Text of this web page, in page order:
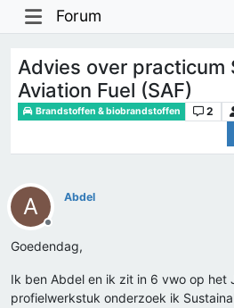
Forum
Advies over practicum
Aviation Fuel (SAF)
Brandstoffen & biobrandstoffen 2
A
Offline
Abdel
Goedendag,
Ik ben Abdel en ik zit in 6 vwo op het
profielwerkstuk onderzoek ik